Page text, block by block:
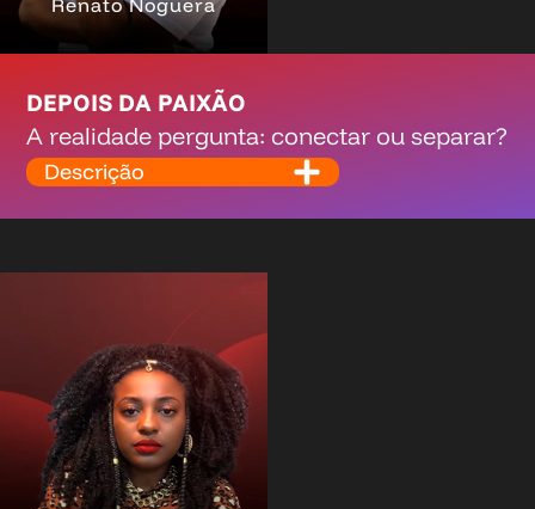
Renato Noguera
DEPOIS DA PAIXÃO
A realidade pergunta: conectar ou separar?
Descrição